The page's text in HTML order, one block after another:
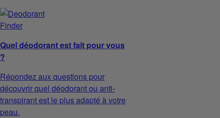
Quel déodorant est fait pour vous
?
Répondez aux questions pour
découvrir quel déodorant ou anti-
transpirant est le plus adapté à votre
peau.